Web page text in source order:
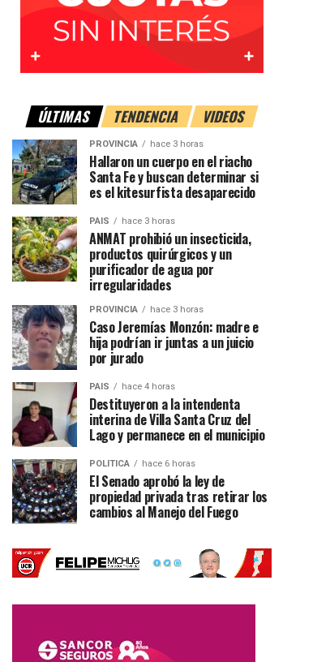
ÚLTIMAS TENDENCIA VIDEOS
PROVINCIA hace 3 horas
Hallaron un cuerpo en el riacho
Santa Fe y buscan determinar si
es el kitesurfista desaparecido
PAIS hace 3 horas
ANMAT prohibió un insecticida,
productos quirúrgicos y un
purificador de agua por
irregularidades
PROVINCIA hace 3 horas
Caso Jeremías Monzón: madre e
hija podrían ir juntas a un juicio
por jurado
PAIS hace 4 horas
Destituyeron a la intendenta
interina de Villa Santa Cruz del
Lago y permanece en el municipio
POLITICA hace 6 horas
El Senado aprobó la ley de
propiedad privada tras retirar los
cambios al Manejo del Fuego